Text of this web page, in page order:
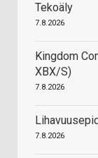
Tekoäly
7.8.2026
Kingdom
XBX/S)
7.8.2026
7.8.2026